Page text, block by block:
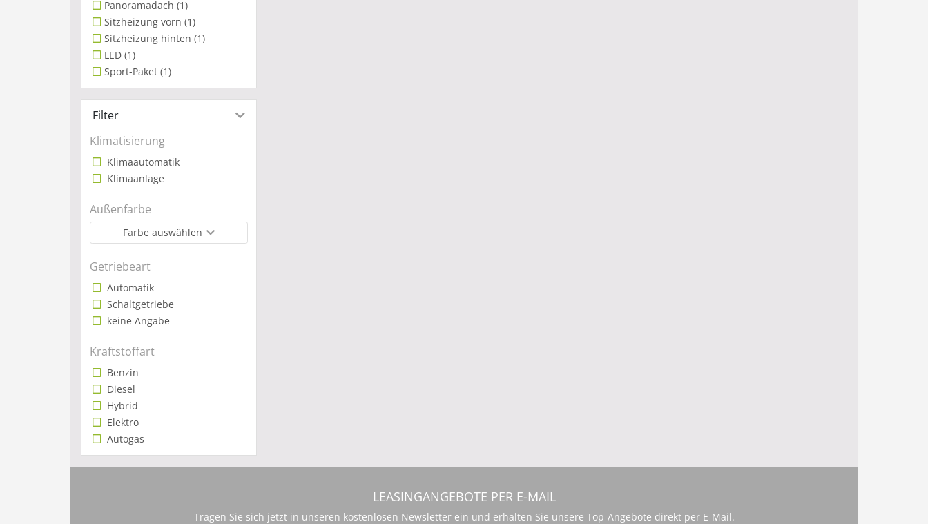
Panoramadach (1)
Sitzheizung vorn (1)
Sitzheizung hinten (1)
LED (1)
Sport-Paket (1)
Filter
Klimatisierung
Klimaautomatik
Klimaanlage
Außenfarbe
Farbe auswählen
Getriebeart
Automatik
Schaltgetriebe
keine Angabe
Kraftstoffart
Benzin
Diesel
Hybrid
Elektro
Autogas
LEASINGANGEBOTE PER E-MAIL
Tragen Sie sich jetzt in unseren kostenlosen Newsletter ein und erhalten Sie unsere Top-Angebote direkt per E-Mail.